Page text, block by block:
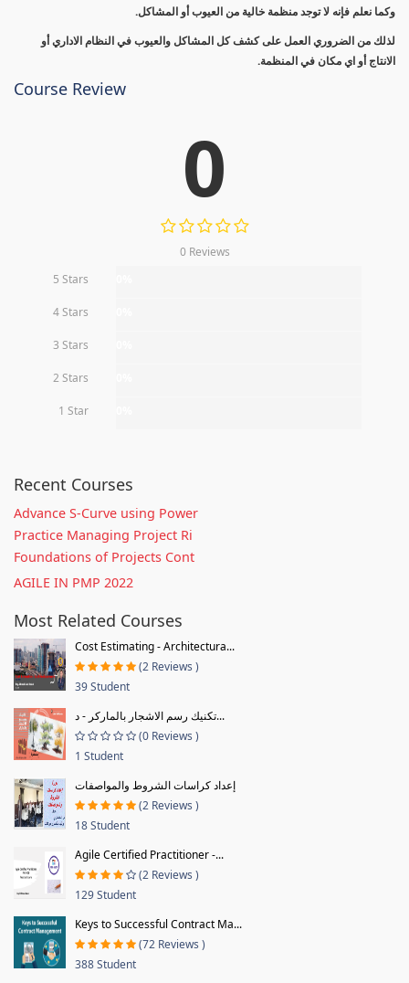
وكما نعلم فإنه لا توجد منظمة خالية من العيوب أو المشاكل.
لذلك من الضروري العمل على كشف كل المشاكل والعيوب في النظام الاداري أو
الانتاج أو اي مكان في المنظمة.
Course Review
0
0 Reviews
5 Stars
4 Stars
3 Stars
2 Stars
1 Star
Recent Courses
Advance S-Curve using Power
Practice Managing Project Ri
Foundations of Projects Cont
AGILE IN PMP 2022
Most Related Courses
Cost Estimating - Architectura...
(2 Reviews )
39 Student
تكنيك رسم الاشجار بالماركر - د...
(0 Reviews )
1 Student
إعداد كراسات الشروط والمواصفات
(2 Reviews )
18 Student
Agile Certified Practitioner -...
(2 Reviews )
129 Student
Keys to Successful Contract Ma...
(72 Reviews )
388 Student